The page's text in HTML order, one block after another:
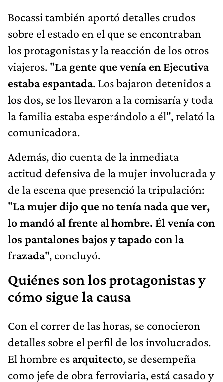
Bocassi también aportó detalles crudos
sobre el estado en el que se encontraban
los protagonistas y la reacción de los otros
viajeros. "La gente que venía en Ejecutiva
estaba espantada. Los bajaron detenidos a
los dos, se los llevaron a la comisaría y toda
la familia estaba esperándolo a él", relató la
comunicadora.
Además, dio cuenta de la inmediata
actitud defensiva de la mujer involucrada y
de la escena que presenció la tripulación:
"La mujer dijo que no tenía nada que ver,
lo mandó al frente al hombre. Él venía con
los pantalones bajos y tapado con la
frazada", concluyó.
Quiénes son los protagonistas y
cómo sigue la causa
Con el correr de las horas, se conocieron
detalles sobre el perfil de los involucrados.
El hombre es arquitecto, se desempeña
como jefe de obra ferroviaria, está casado y